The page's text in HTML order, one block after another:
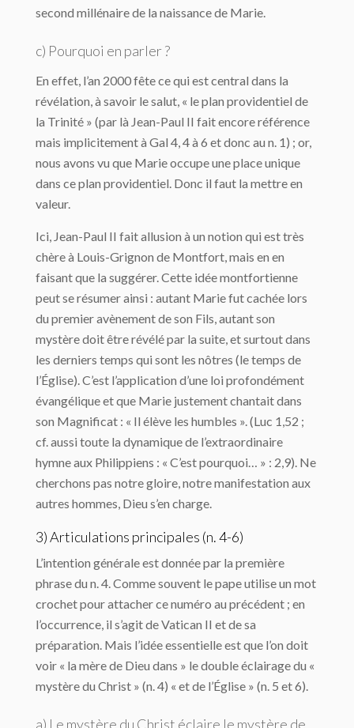
second millénaire de la naissance de Marie.
c) Pourquoi en parler ?
En effet, l’an 2000 fête ce qui est central dans la
révélation, à savoir le salut, « le plan providentiel de
la Trinité » (par là Jean-Paul II fait encore référence
mais implicitement à Gal 4, 4 à 6 et donc au n. 1) ; or,
nous avons vu que Marie occupe une place unique
dans ce plan providentiel. Donc il faut la mettre en
valeur.
Ici, Jean-Paul II fait allusion à un notion qui est très
chère à Louis-Grignon de Montfort, mais en en
faisant que la suggérer. Cette idée montfortienne
peut se résumer ainsi : autant Marie fut cachée lors
du premier avènement de son Fils, autant son
mystère doit être révélé par la suite, et surtout dans
les derniers temps qui sont les nôtres (le temps de
l’Église). C’est l’application d’une loi profondément
évangélique et que Marie justement chantait dans
son Magnificat : « Il élève les humbles ». (Luc 1,52 ;
cf. aussi toute la dynamique de l’extraordinaire
hymne aux Philippiens : « C’est pourquoi… » : 2,9). Ne
cherchons pas notre gloire, notre manifestation aux
autres hommes, Dieu s’en charge.
3) Articulations principales (n. 4-6)
L’intention générale est donnée par la première
phrase du n. 4. Comme souvent le pape utilise un mot
crochet pour attacher ce numéro au précédent ; en
l’occurrence, il s’agit de Vatican II et de sa
préparation. Mais l’idée essentielle est que l’on doit
voir « la mère de Dieu dans » le double éclairage du «
mystère du Christ » (n. 4) « et de l’Église » (n. 5 et 6).
a) Le mystère du Christ éclaire le mystère de